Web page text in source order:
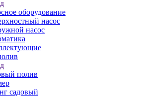
оборудование
насос
насос
полив
садовый